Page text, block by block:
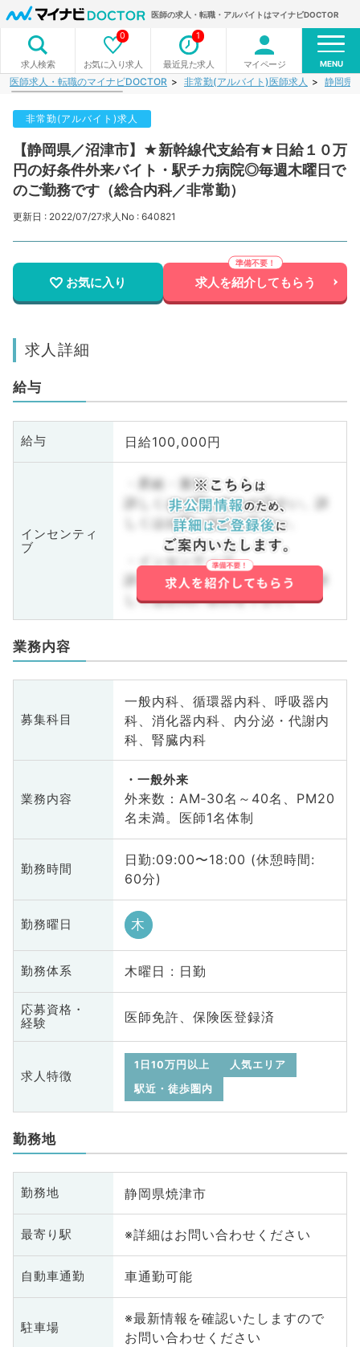
医師の求人・転職・アルバイトはマイナビDOCTOR
求人検索 お気に入り求人
0
最近見た求人
1
マイページ MENU
医師求人・転職のマイナビDOCTOR 非常勤(アルバイト)医師求人 静岡県
非常勤(アルバイト)求人
【静岡県／沼津市】★新幹線代支給有★日給１０万
円の好条件外来バイト・駅チカ病院◎毎週木曜日で
のご勤務です（総合内科／非常勤）
更新日 : 2022/07/27求人No : 640821
お気に入り 求人を紹介してもらう
求人詳細
給与
給与 日給100,000円
インセンティ
ブ
・昇給・賞与
詳しくはお問い合わせ下さい。詳
しくはお問い合わせ下さい。
・インセンティブ
詳しくはお問い合わせ下さい。詳
しくはお問い合わせ下さい。
業務内容
募集科目
一般内科、循環器内科、呼吸器内
科、消化器内科、内分泌・代謝内
科、腎臓内科
業務内容
一般外来
外来数：AM‐30名～40名、PM20
名未満。医師1名体制
勤務時間
日勤:09:00〜18:00 (休憩時間:
60分)
勤務曜日 木
勤務体系 木曜日 : 日勤
応募資格・
経験
医師免許、保険医登録済
求人特徴
1日10万円以上
人気エリア
駅近・徒歩圏内
勤務地
勤務地 静岡県焼津市
最寄り駅 ※詳細はお問い合わせください
自動車通勤 車通勤可能
駐車場
※最新情報を確認いたしますので
お問い合わせください